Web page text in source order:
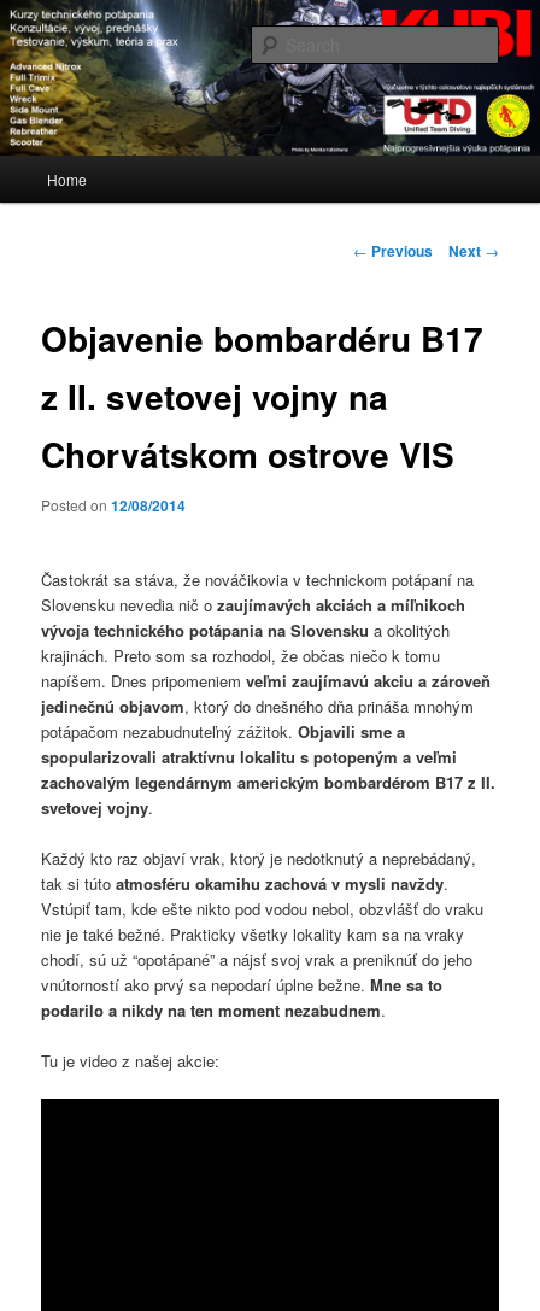
KUBI
Blog www.kubi.sk
Skip
content
Home
Post
← Previous Next →
Objavenie bombardéru B17
z II. svetovej vojny na
Chorvátskom ostrove VIS
Posted on12/08/2014
Častokrát sa stáva, že nováčikovia v technickom potápaní na
Slovensku nevedia nič ozaujímavých akciách a míľnikoch
vývoja technického potápania na Slovensku a okolitých
krajinách. Preto som sa rozhodol, že občas niečo k tomu
napíšem. Dnes pripomeniemveľmi zaujímavú akciu a zároveň
jedinečnú objavom, ktorý do dnešného dňa prináša mnohým
potápačom nezabudnuteľný zážitok.Objavili sme a
spopularizovali atraktívnu lokalitu s potopeným a veľmi
zachovalým legendárnym americkým bombardérom B17 z II.
svetovej vojny.
Každý kto raz objaví vrak, ktorý je nedotknutý a neprebádaný,
tak si tútoatmosféru okamihu zachová v mysli navždy.
Vstúpiť tam, kde ešte nikto pod vodou nebol, obzvlášť do vraku
nie je také bežné. Prakticky všetky lokality kam sa na vraky
chodí, sú už “opotápané” a nájsť svoj vrak a preniknúť do jeho
vnútorností ako prvý sa nepodarí úplne bežne.Mne sa to
podarilo a nikdy na ten moment nezabudnem.
Tu je video z našej akcie: